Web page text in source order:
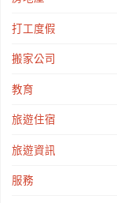
打工度假
搬家公司
教育
旅遊住宿
旅遊資訊
服務